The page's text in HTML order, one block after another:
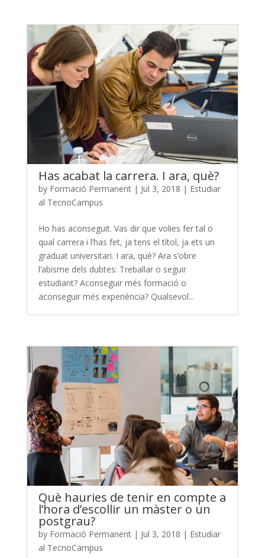
Has acabat la carrera. I ara, què?
by Formació Permanent| Jul 3, 2018 | Estudiar
al TecnoCampus
Ho has aconseguit. Vas dir que volies fer tal o
qual carrera i l’has fet, ja tens el títol, ja ets un
graduat universitari. I ara, què? Ara s’obre
l’abisme dels dubtes: Treballar o seguir
estudiant? Aconseguir més formació o
aconseguir més experiència? Qualsevol...
Què hauries de tenir en compte a
l’hora d’escollir un màster o un
postgrau?
by Formació Permanent| Jul 3, 2018 | Estudiar
al TecnoCampus